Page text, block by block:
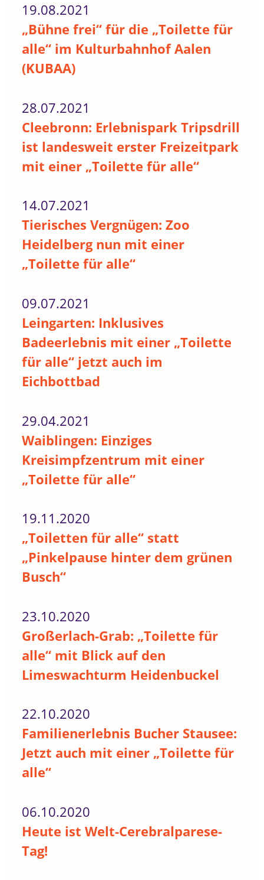
19.08.2021
„Bühne frei“ für die „Toilette für
alle“ im Kulturbahnhof Aalen
(KUBAA)
28.07.2021
Cleebronn: Erlebnispark Tripsdrill
ist landesweit erster Freizeitpark
mit einer „Toilette für alle“
14.07.2021
Tierisches Vergnügen: Zoo
Heidelberg nun mit einer
„Toilette für alle“
09.07.2021
Leingarten: Inklusives
Badeerlebnis mit einer „Toilette
für alle“ jetzt auch im
Eichbottbad
29.04.2021
Waiblingen: Einziges
Kreisimpfzentrum mit einer
„Toilette für alle“
19.11.2020
„Toiletten für alle“ statt
„Pinkelpause hinter dem grünen
Busch“
23.10.2020
Großerlach-Grab: „Toilette für
alle“ mit Blick auf den
Limeswachturm Heidenbuckel
22.10.2020
Familienerlebnis Bucher Stausee:
Jetzt auch mit einer „Toilette für
alle“
06.10.2020
Heute ist Welt-Cerebralparese-
Tag!